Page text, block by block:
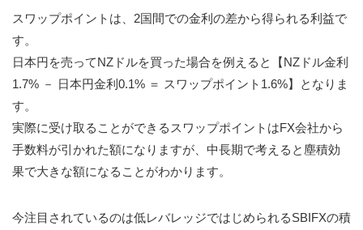
スワップポイントは、2国間での金利の差から得られる利益で
す。
日本円を売ってNZドルを買った場合を例えると【NZドル金利
1.7% － 日本円金利0.1% ＝ スワップポイント1.6%】となりま
す。
実際に受け取ることができるスワップポイントはFX会社から
手数料が引かれた額になりますが、中長期で考えると塵積効
果で大きな額になることがわかります。
今注目されているのは低レバレッジではじめられるSBIFXの積